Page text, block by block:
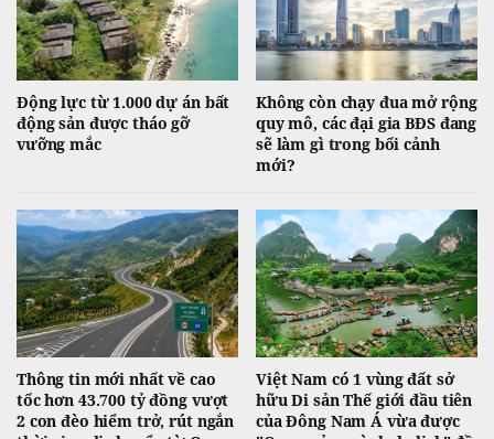
Động lực từ 1.000 dự án bất
động sản được tháo gỡ
vưỡng mắc
Không còn chạy đua mở rộng
quy mô, các đại gia BĐS đang
sẽ làm gì trong bối cảnh
mới?
Thông tin mới nhất về cao
tốc hơn 43.700 tỷ đồng vượt
2 con đèo hiểm trở, rút ngắn
Việt Nam có 1 vùng đất sở
hữu Di sản Thế giới đầu tiên
của Đông Nam Á vừa được